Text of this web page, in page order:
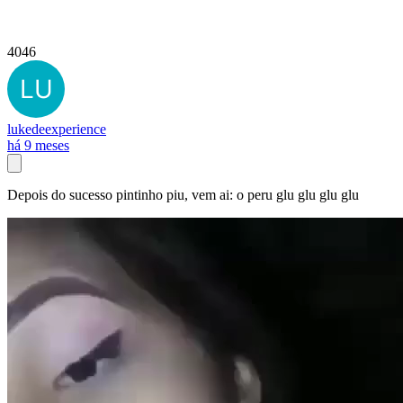
4046
lukedeexperience
há 9 meses
Depois do sucesso pintinho piu, vem ai: o peru glu glu glu glu